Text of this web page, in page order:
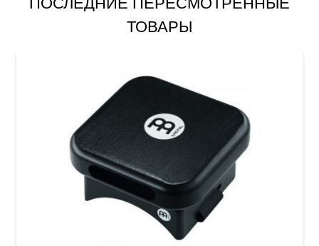
ТОВАРЫ